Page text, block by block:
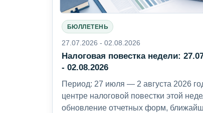
БЮЛЛЕТЕНЬ
27.07.2026 - 02.08.2026
Налоговая повестка недели:
- 02.08.2026
Период: 27 июля — 2 августа 2026
центре налоговой повестки этой
обновление отчетных форм,